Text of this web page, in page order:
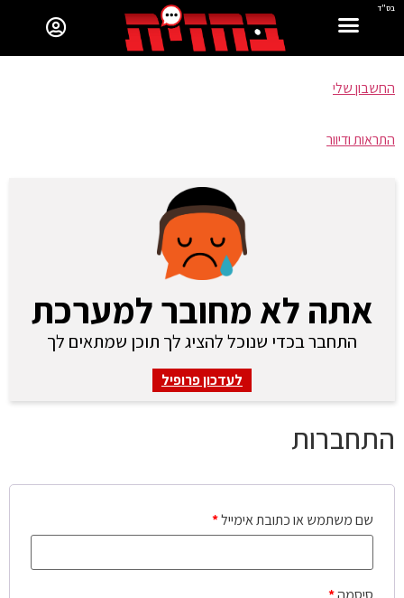
בס"ד
החשבון שלי
התראות ודיוור
אתה לא מחובר למערכת
התחבר בכדי שנוכל להציג לך תוכן שמתאים לך
לעדכון פרופיל
התחברות
שם משתמש או כתובת אימייל*